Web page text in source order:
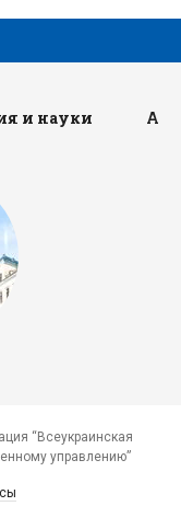
и науки
“Всеукраинская
управлению”